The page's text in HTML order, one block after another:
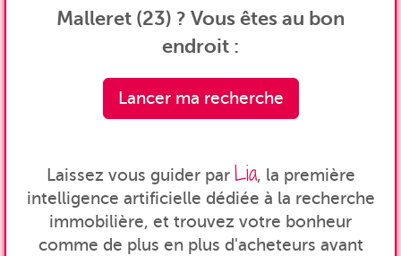
Malleret (23) ? Vous êtes au bon
endroit :
Lancer ma recherche
Laissez vous guider par Lia, la première
intelligence artificielle dédiée à la recherche
immobilière, et trouvez votre bonheur
comme de plus en plus d'acheteurs avant